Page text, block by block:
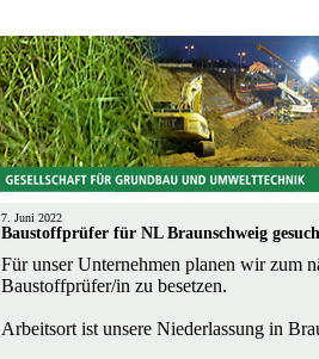
7. Juni 2022
Baustoffprüfer für NL Braunschweig
Für unser Unternehmen planen wir zum
Baustoffprüfer/in zu besetzen.
Arbeitsort ist unsere Niederlassung in